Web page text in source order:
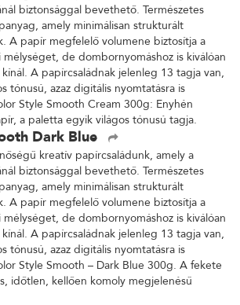
biztonsággal bevethető. Természetes
amely minimálisan strukturált
A papír megfelelő volumene biztosítja a
de dombornyomáshoz is kiválóan
A papírcsaládnak jelenleg 13 tagja van,
tónusú, azaz digitális nyomtatásra is
Style Smooth Cream 300g: Enyhén
a paletta egyik világos tónusú tagja.
Dark Blue
kreatív papírcsaládunk, amely a
biztonsággal bevethető. Természetes
amely minimálisan strukturált
A papír megfelelő volumene biztosítja a
de dombornyomáshoz is kiválóan
A papírcsaládnak jelenleg 13 tagja van,
tónusú, azaz digitális nyomtatásra is
Style Smooth – Dark Blue 300g. A fekete
időtlen, kellően komoly megjelenésű